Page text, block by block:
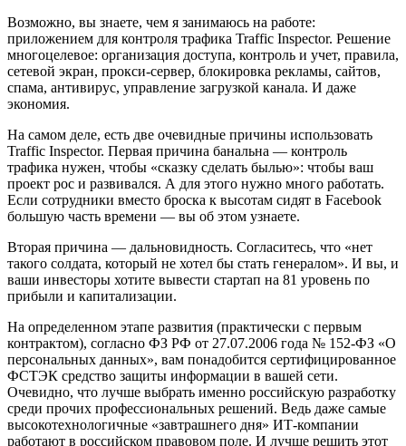
Возможно, вы знаете, чем я занимаюсь на работе:
приложением для контроля трафика Traffic Inspector. Решение
многоцелевое: организация доступа, контроль и учет, правила,
сетевой экран, прокси-сервер, блокировка рекламы, сайтов,
спама, антивирус, управление загрузкой канала. И даже
экономия.
На самом деле, есть две очевидные причины использовать
Traffic Inspector. Первая причина банальна — контроль
трафика нужен, чтобы «сказку сделать былью»: чтобы ваш
проект рос и развивался. А для этого нужно много работать.
Если сотрудники вместо броска к высотам сидят в Facebook
большую часть времени — вы об этом узнаете.
Вторая причина — дальновидность. Согласитесь, что «нет
такого солдата, который не хотел бы стать генералом». И вы, и
ваши инвесторы хотите вывести стартап на 81 уровень по
прибыли и капитализации.
На определенном этапе развития (практически с первым
контрактом), согласно ФЗ РФ от 27.07.2006 года № 152-ФЗ «О
персональных данных», вам понадобится сертифицированное
ФСТЭК средство защиты информации в вашей сети.
Очевидно, что лучше выбрать именно российскую разработку
среди прочих профессиональных решений. Ведь даже самые
высокотехнологичные «завтрашнего дня» ИТ-компании
работают в российском правовом поле. И лучше решить этот